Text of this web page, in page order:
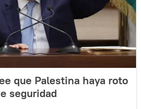
que Palestina haya roto
seguridad